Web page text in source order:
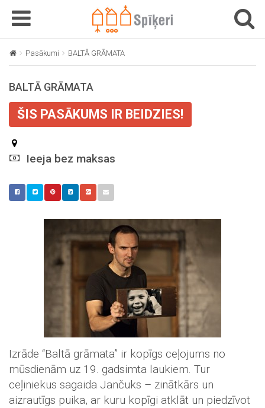
T
o
g
e
v
g
t
i
T
Pasākumi BALTĀ GRĀMATA
BALTĀ GRĀMATA
ŠIS PASĀKUMS IR BEIDZIES!
Ieeja bez maksas
Izrāde “Baltā grāmata” ir kopīgs ceļojums no
mūsdienām uz 19. gadsimta laukiem. Tur
ceļiniekus sagaida Jančuks – zinātkārs un
aizrautīgs puika, ar kuru kopīgi atklāt un piedzīvot